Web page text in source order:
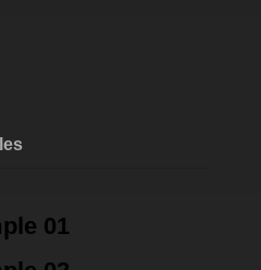
01